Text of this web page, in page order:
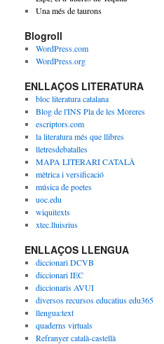
Una més de taurons
Blogroll
WordPress.com
WordPress.org
ENLLAÇOS LITERATURA
bloc literatura catalana
Blog de l'INS Pla de les Moreres
escriptors.com
la literatura més que llibres
lletresdebatalles
MAPA LITERARI CATALÀ
mètrica i versificació
música de poetes
uoc.edu
wiquitexts
xtec.lluisrius
ENLLAÇOS LLENGUA
diccionari DCVB
diccionari IEC
diccionaris AVUI
diversos recursos educatius edu365
llengua:text
quaderns virtuals
Refranyer català-castellà